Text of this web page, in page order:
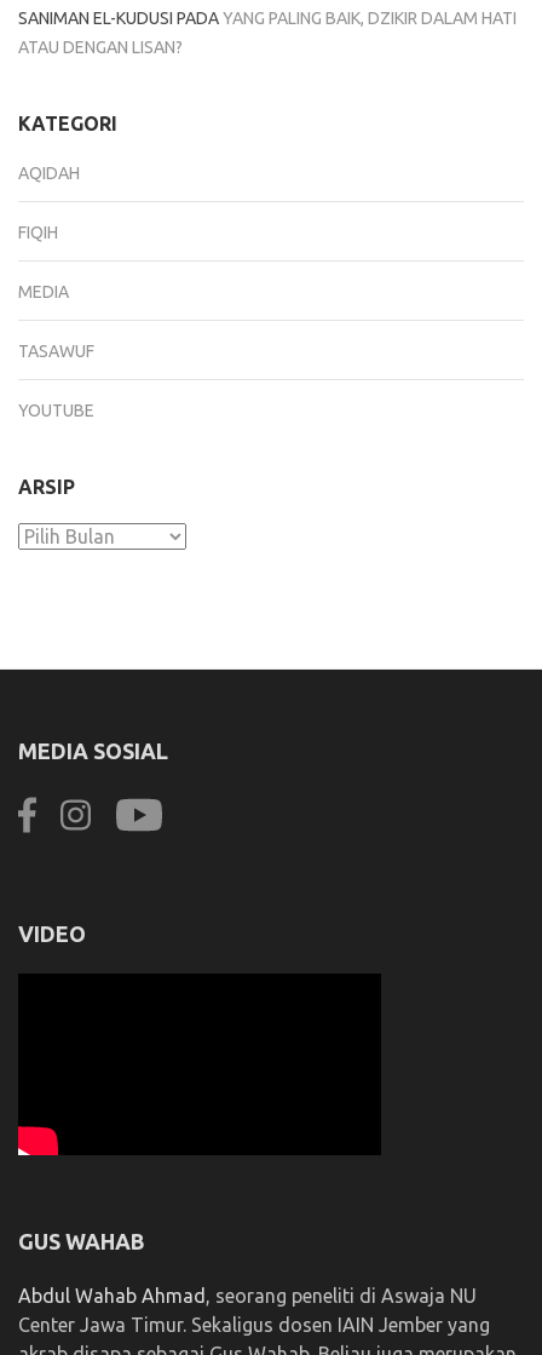
SANIMAN EL-KUDUSI PADAYANG PALING BAIK, DZIKIR DALAM HATI
ATAU DENGAN LISAN?
KATEGORI
AQIDAH
FIQIH
MEDIA
TASAWUF
YOUTUBE
ARSIP
Arsip
MEDIA SOSIAL
VIDEO
GUS WAHAB
Abdul Wahab Ahmad , seorang peneliti di Aswaja NU
Center Jawa Timur. Sekaligus dosen IAIN Jember yang